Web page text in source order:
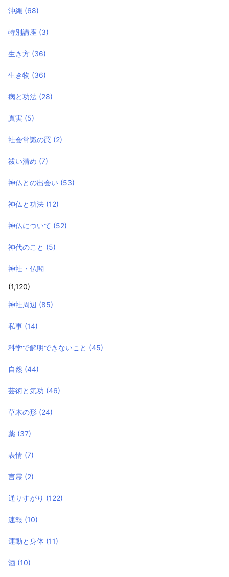
沖縄 (68)
特別講座 (3)
生き方 (36)
生き物 (36)
病と功法 (28)
真実 (5)
社会常識の罠 (2)
祓い清め (7)
神仏との出会い (53)
神仏と功法 (12)
神仏について (52)
神代のこと (5)
神社・仏閣
(1,120)
神社周辺 (85)
私事 (14)
科学で解明できないこと (45)
自然 (44)
芸術と気功 (46)
草木の形 (24)
薬 (37)
表情 (7)
言霊 (2)
通りすがり (122)
速報 (10)
運動と身体 (11)
酒 (10)